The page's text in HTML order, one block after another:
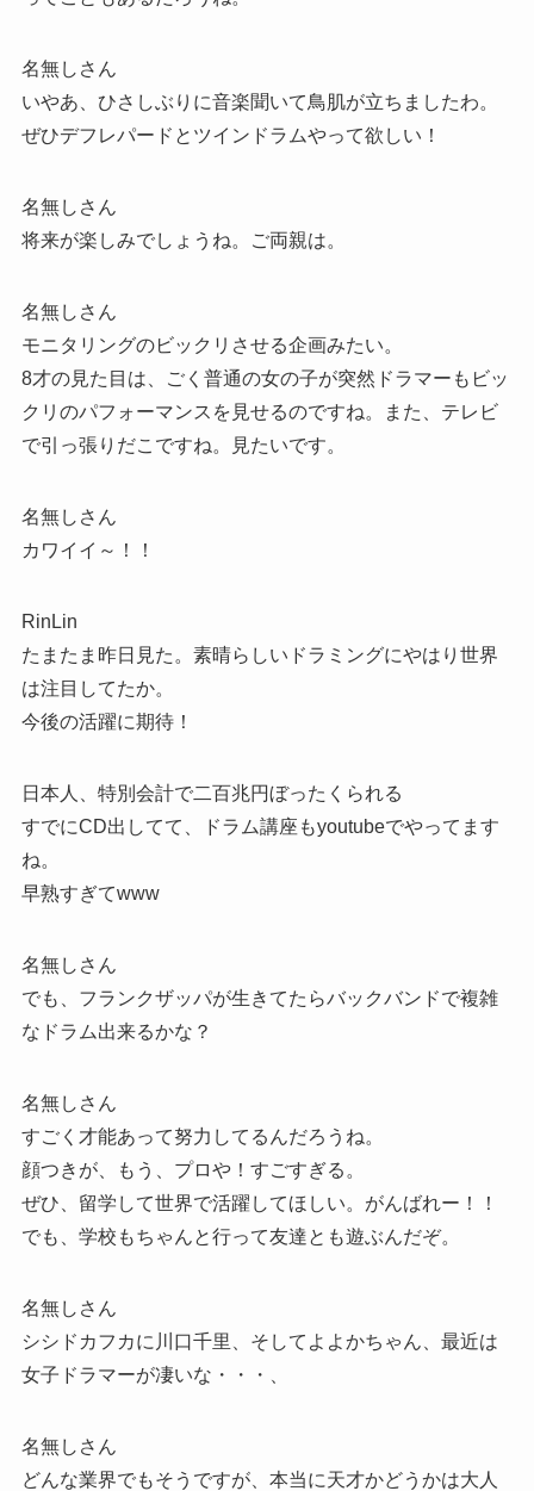
名無しさん
いやあ、ひさしぶりに音楽聞いて鳥肌が立ちましたわ。
ぜひデフレパードとツインドラムやって欲しい！
名無しさん
将来が楽しみでしょうね。ご両親は。
名無しさん
モニタリングのビックリさせる企画みたい。
8才の見た目は、ごく普通の女の子が突然ドラマーもビッ
クリのパフォーマンスを見せるのですね。また、テレビ
で引っ張りだこですね。見たいです。
名無しさん
カワイイ～！！
RinLin
たまたま昨日見た。素晴らしいドラミングにやはり世界
は注目してたか。
今後の活躍に期待！
日本人、特別会計で二百兆円ぼったくられる
すでにCD出してて、ドラム講座もyoutubeでやってます
ね。
早熟すぎてwww
名無しさん
でも、フランクザッパが生きてたらバックバンドで複雑
なドラム出来るかな？
名無しさん
すごく才能あって努力してるんだろうね。
顔つきが、もう、プロや！すごすぎる。
ぜひ、留学して世界で活躍してほしい。がんばれー！！
でも、学校もちゃんと行って友達とも遊ぶんだぞ。
名無しさん
シシドカフカに川口千里、そしてよよかちゃん、最近は
女子ドラマーが凄いな・・・、
名無しさん
どんな業界でもそうですが、本当に天才かどうかは大人